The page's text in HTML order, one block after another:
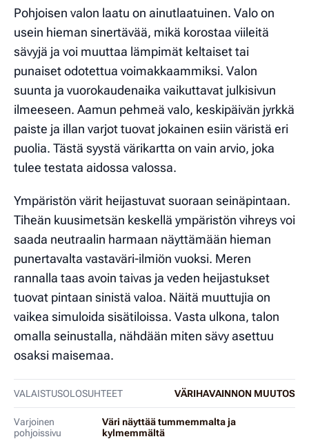
Pohjoisen valon laatu on ainutlaatuinen. Valo on
usein hieman sinertävää, mikä korostaa viileitä
sävyjä ja voi muuttaa lämpimät keltaiset tai
punaiset odotettua voimakkaammiksi. Valon
suunta ja vuorokaudenaika vaikuttavat julkisivun
ilmeeseen. Aamun pehmeä valo, keskipäivän jyrkkä
paiste ja illan varjot tuovat jokainen esiin väristä eri
puolia. Tästä syystä värikartta on vain arvio, joka
tulee testata aidossa valossa.
Ympäristön värit heijastuvat suoraan seinäpintaan.
Tiheän kuusimetsän keskellä ympäristön vihreys voi
saada neutraalin harmaan näyttämään hieman
punertavalta vastaväri-ilmiön vuoksi. Meren
rannalla taas avoin taivas ja veden heijastukset
tuovat pintaan sinistä valoa. Näitä muuttujia on
vaikea simuloida sisätiloissa. Vasta ulkona, talon
omalla seinustalla, nähdään miten sävy asettuu
osaksi maisemaa.
VALAISTUSOLOSUHTEET VÄRIHAVAINNON MUUTOS
Varjoinen
pohjoissivu
Väri näyttää tummemmalta ja
kylmemmältä